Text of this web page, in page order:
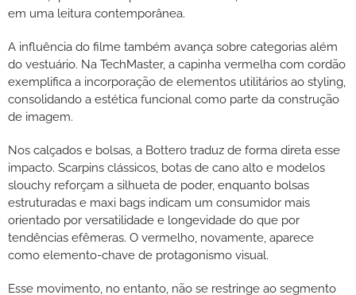
em uma leitura contemporânea.
A influência do filme também avança sobre categorias além
do vestuário. Na TechMaster, a capinha vermelha com cordão
exemplifica a incorporação de elementos utilitários ao styling,
consolidando a estética funcional como parte da construção
de imagem.
Nos calçados e bolsas, a Bottero traduz de forma direta esse
impacto. Scarpins clássicos, botas de cano alto e modelos
slouchy reforçam a silhueta de poder, enquanto bolsas
estruturadas e maxi bags indicam um consumidor mais
orientado por versatilidade e longevidade do que por
tendências efêmeras. O vermelho, novamente, aparece
como elemento-chave de protagonismo visual.
Esse movimento, no entanto, não se restringe ao segmento